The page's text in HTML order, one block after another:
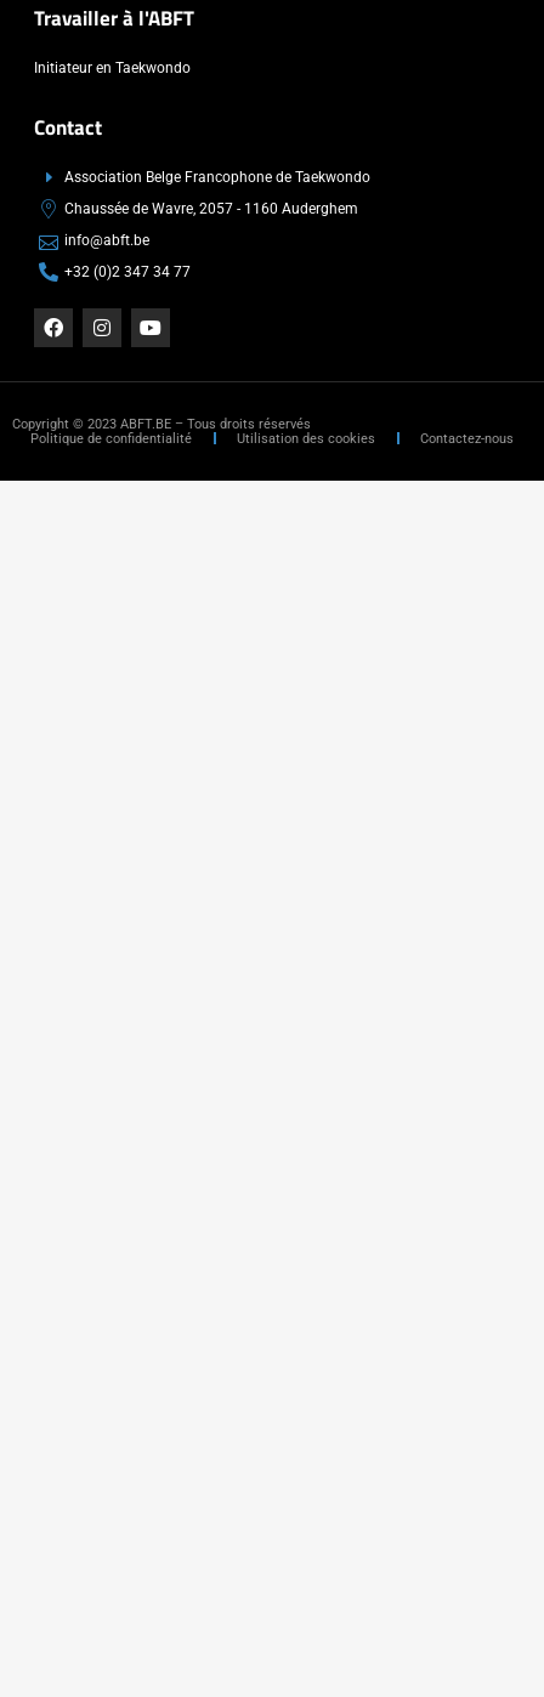
Travailler à l'ABFT
Initiateur en Taekwondo
Contact
Association Belge Francophone de Taekwondo
Chaussée de Wavre, 2057 - 1160 Auderghem
info@abft.be
+32 (0)2 347 34 77
Copyright © 2023 ABFT.BE – Tous droits réservés
Politique de confidentialité
Utilisation des cookies Contactez-nous